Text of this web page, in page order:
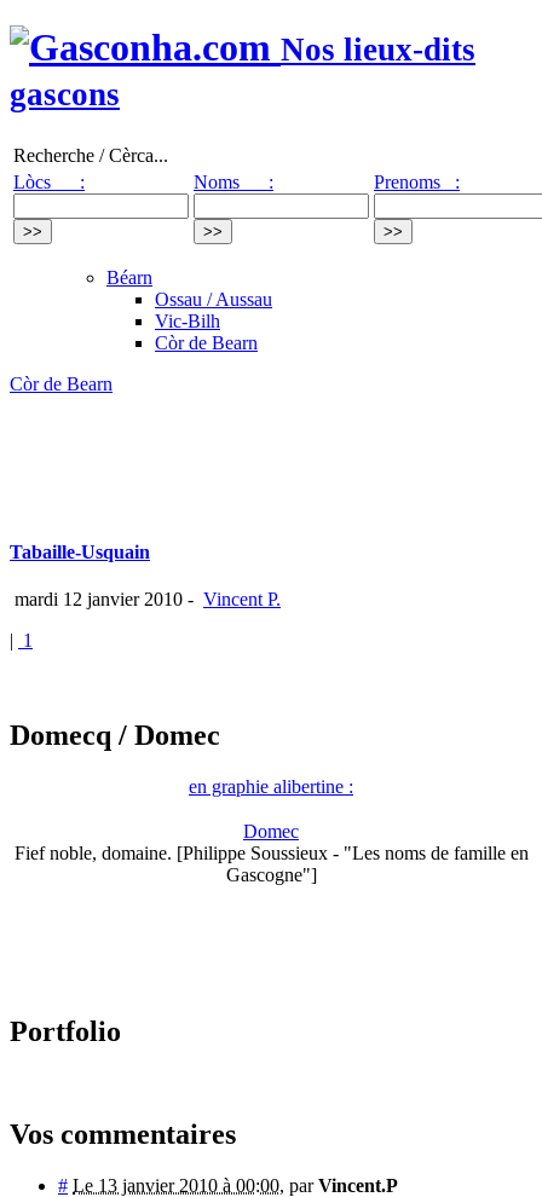
Nos lieux-dits
gascons
Recherche / Cèrca...
Lòcs :
Noms : Prenoms :
Béarn
Ossau / Aussau
Vic-Bilh
Còr de Bearn
Còr de Bearn
Tabaille-Usquain
mardi 12 janvier 2010 - Vincent P.
| 1
Domecq / Domec
en graphie alibertine :
Domec
Fief noble, domaine. [Philippe Soussieux - "Les noms de famille en
Gascogne"]
Portfolio
Vos commentaires
# Le 13 janvier 2010 à 00:00, parVincent.P